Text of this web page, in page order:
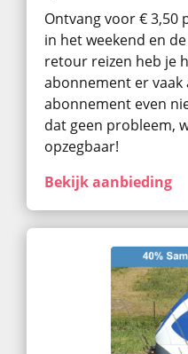
Ontvang voor € 3,50
in het weekend en
retour reizen heb je
abonnement er vaak
abonnement even
dat geen probleem,
opzegbaar!
Bekijk aanbieding